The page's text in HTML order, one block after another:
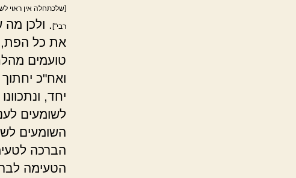
[שלכתחלה אין ראוי
רבי"]
. ולכן
את כל הפת,
טועמים
ואח"כ
יחד,
לשומעים
השומעים
הברכה
הטעימה